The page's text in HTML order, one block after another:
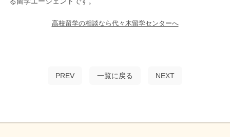
高校留学の相談なら代々木留学センターへ
PREV 一覧に戻る NEXT